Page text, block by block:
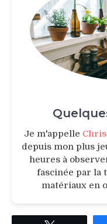
Je m'appelle
depuis mon plus
heures à
fascinée par la
matériaux en